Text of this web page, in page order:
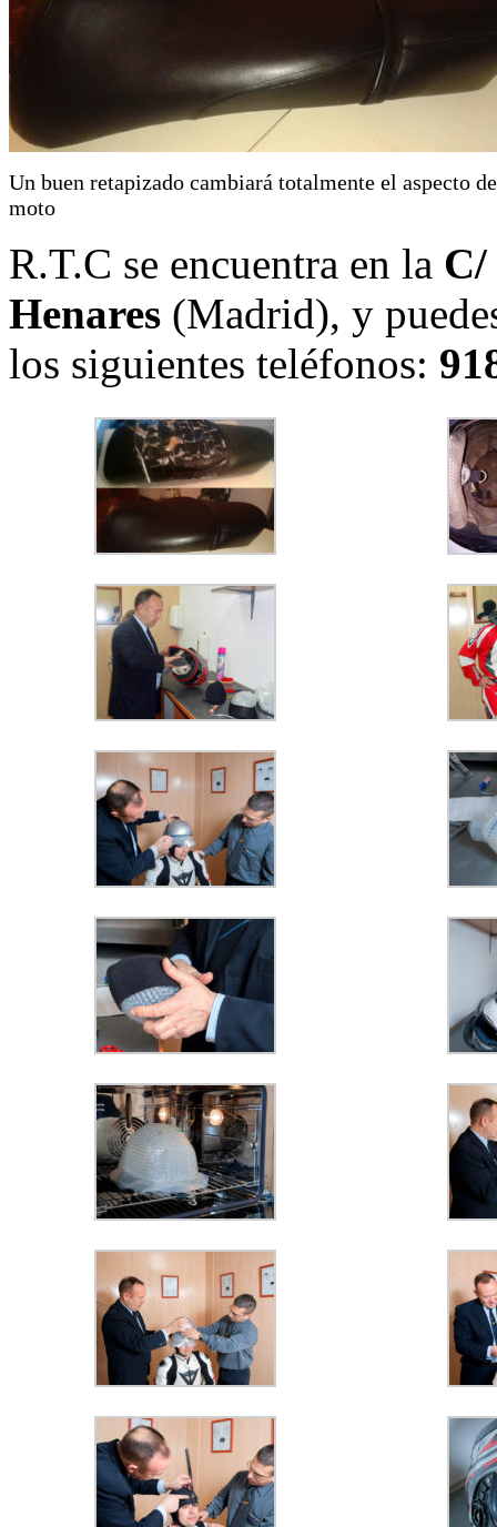
Un buen retapizado cambiará totalmente el aspecto
moto
R.T.C se encuentra en la C/
Henares (Madrid), y
los siguientes teléfonos: